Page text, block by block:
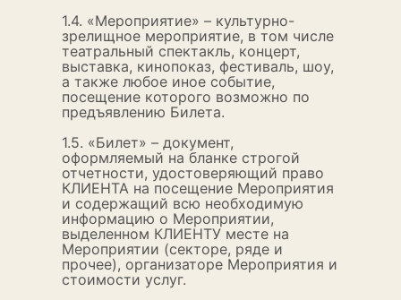
1.4. «Мероприятие» – культурно-
зрелищное мероприятие, в том числе
театральный спектакль, концерт,
выставка, кинопоказ, фестиваль, шоу,
а также любое иное событие,
посещение которого возможно по
предъявлению Билета.
1.5. «Билет» – документ,
оформляемый на бланке строгой
отчетности, удостоверяющий право
КЛИЕНТА на посещение Мероприятия
и содержащий всю необходимую
информацию о Мероприятии,
выделенном КЛИЕНТУ месте на
Мероприятии (секторе, ряде и
прочее), организаторе Мероприятия и
стоимости услуг.